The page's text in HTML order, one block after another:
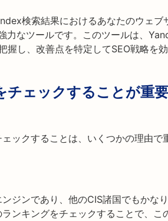
検索結果におけるあなたのウェブ
力なツールです。このツールは、
握し、改善点を特定してSEO戦略を
ェックすることが重
ックすることは、いくつかの理由で
ジンであり、他のCIS諸国でもかな
ンキングをチェックすることで、こ